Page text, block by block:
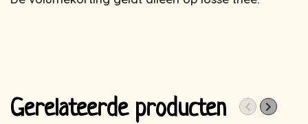
Gerelateerde producten